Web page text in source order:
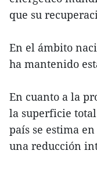
que su
En el ámbito
ha mantenido
En cuanto a la
la superficie
país se estima
una reducción